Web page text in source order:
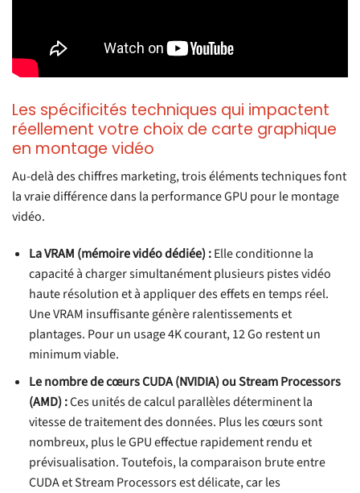
Les spécificités techniques qui impactent
réellement votre choix de carte graphique
en montage vidéo
Au-delà des chiffres marketing, trois éléments techniques font
la vraie différence dans la performance GPU pour le montage
vidéo.
La VRAM (mémoire vidéo dédiée) :Elle conditionne la
capacité à charger simultanément plusieurs pistes vidéo
haute résolution et à appliquer des effets en temps réel.
Une VRAM insuffisante génère ralentissements et
plantages. Pour un usage 4K courant, 12 Go restent un
minimum viable.
Le nombre de cœurs CUDA (NVIDIA) ou Stream Processors
(AMD) :Ces unités de calcul parallèles déterminent la
vitesse de traitement des données. Plus les cœurs sont
nombreux, plus le GPU effectue rapidement rendu et
prévisualisation. Toutefois, la comparaison brute entre
CUDA et Stream Processors est délicate, car les